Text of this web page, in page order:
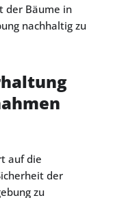
der Bäume in
nachhaltig zu
auf die
der
zu